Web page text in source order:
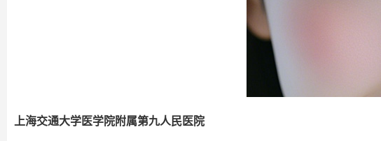
上海交通大学医学院附属第九人民医院